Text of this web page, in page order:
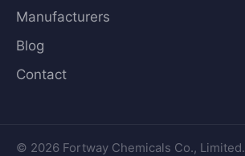
Manufacturers
Blog
Contact
© 2026 Fortway Chemicals Co., Limited.